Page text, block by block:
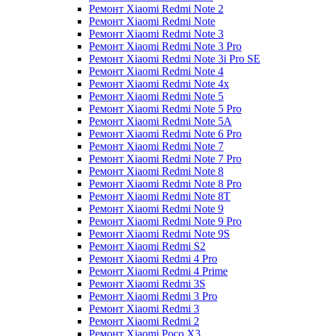
Ремонт Xiaomi Redmi Note 2
Ремонт Xiaomi Redmi Note
Ремонт Xiaomi Redmi Note 3
Ремонт Xiaomi Redmi Note 3 Pro
Ремонт Xiaomi Redmi Note 3i Pro SE
Ремонт Xiaomi Redmi Note 4
Ремонт Xiaomi Redmi Note 4x
Ремонт Xiaomi Redmi Note 5
Ремонт Xiaomi Redmi Note 5 Pro
Ремонт Xiaomi Redmi Note 5A
Ремонт Xiaomi Redmi Note 6 Pro
Ремонт Xiaomi Redmi Note 7
Ремонт Xiaomi Redmi Note 7 Pro
Ремонт Xiaomi Redmi Note 8
Ремонт Xiaomi Redmi Note 8 Pro
Ремонт Xiaomi Redmi Note 8T
Ремонт Xiaomi Redmi Note 9
Ремонт Xiaomi Redmi Note 9 Pro
Ремонт Xiaomi Redmi Note 9S
Ремонт Xiaomi Redmi S2
Ремонт Xiaomi Redmi 4 Pro
Ремонт Xiaomi Redmi 4 Prime
Ремонт Xiaomi Redmi 3S
Ремонт Xiaomi Redmi 3 Pro
Ремонт Xiaomi Redmi 3
Ремонт Xiaomi Redmi 2
Ремонт Xiaomi Poco X3